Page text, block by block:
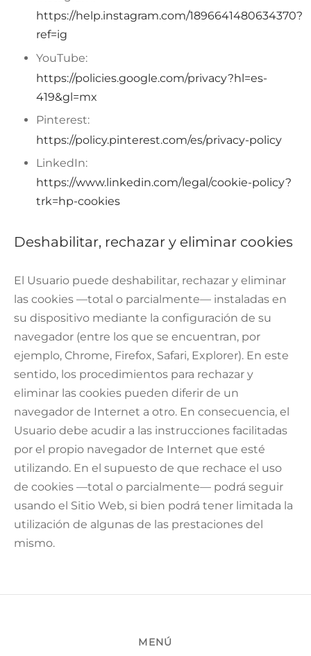
https://help.instagram.com/1896641480634370?
ref=ig
YouTube:
https://policies.google.com/privacy?hl=es-
419&gl=mx
Pinterest:
https://policy.pinterest.com/es/privacy-policy
LinkedIn:
https://www.linkedin.com/legal/cookie-policy?
trk=hp-cookies
Deshabilitar, rechazar y eliminar cookies
El Usuario puede deshabilitar, rechazar y eliminar
las cookies —total o parcialmente— instaladas en
su dispositivo mediante la configuración de su
navegador (entre los que se encuentran, por
ejemplo, Chrome, Firefox, Safari, Explorer). En este
sentido, los procedimientos para rechazar y
eliminar las cookies pueden diferir de un
navegador de Internet a otro. En consecuencia, el
Usuario debe acudir a las instrucciones facilitadas
por el propio navegador de Internet que esté
utilizando. En el supuesto de que rechace el uso
de cookies —total o parcialmente— podrá seguir
usando el Sitio Web, si bien podrá tener limitada la
utilización de algunas de las prestaciones del
mismo.
MENÚ